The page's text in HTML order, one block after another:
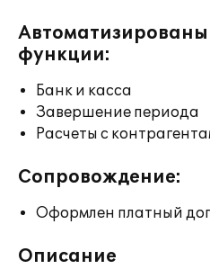
функции:
Банк и касса
Завершение периода
Расчеты с
Сопровождение:
Оформлен платный
Описание